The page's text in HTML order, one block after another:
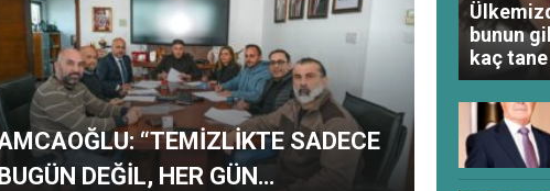
“TEMİZLİKTE SADECE
DEĞİL, HER GÜN
bunun
kaç